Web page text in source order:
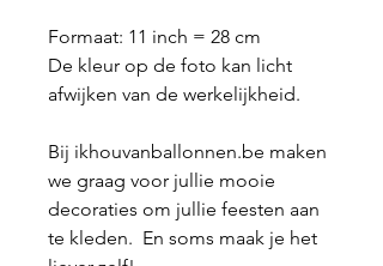
Formaat: 11 inch = 28 cm
De kleur op de foto kan licht
afwijken van de werkelijkheid.
Bij ikhouvanballonnen.be maken
we graag voor jullie mooie
decoraties om jullie feesten aan
te kleden. En soms maak je het